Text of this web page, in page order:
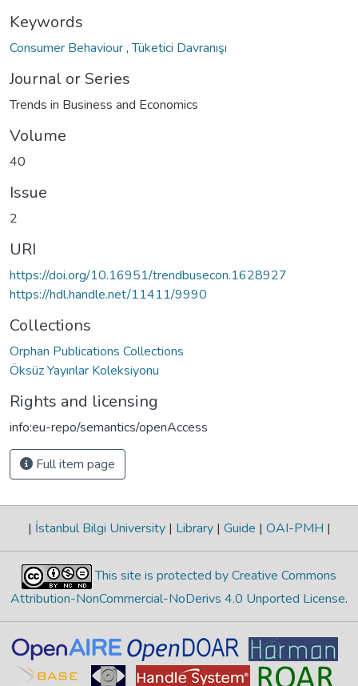
Keywords
Consumer Behaviour,Tüketici Davranışı
Journal or Series
Trends in Business and Economics
Volume
40
Issue
2
URI
https://doi.org/10.16951/trendbusecon.1628927
https://hdl.handle.net/11411/9990
Collections
Orphan Publications Collections
Öksüz Yayınlar Koleksiyonu
Rights and licensing
info:eu-repo/semantics/openAccess
Full item page
| İstanbul Bilgi University | Library | Guide | OAI-PMH |
This site is protected by Creative Commons
Attribution-NonCommercial-NoDerivs 4.0 Unported License.